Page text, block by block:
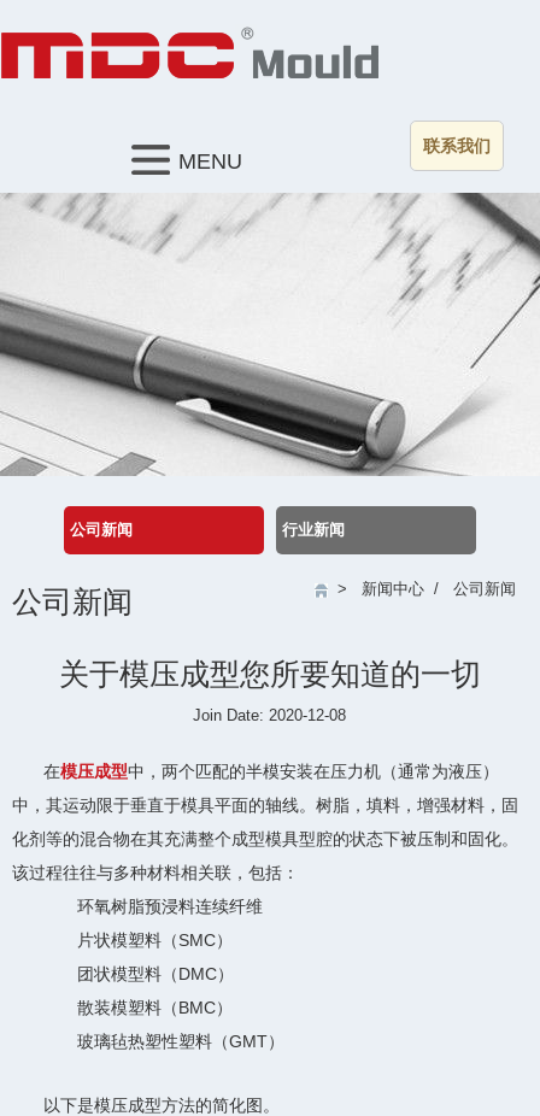
联系我们
MENU
公司新闻 行业新闻
公司新闻 > 新闻中心 / 公司新闻
关于模压成型您所要知道的一切
Join Date: 2020-12-08
在模压成型中，两个匹配的半模安装在压力机（通常为液压）
中，其运动限于垂直于模具平面的轴线。树脂，填料，增强材料，固
化剂等的混合物在其充满整个成型模具型腔的状态下被压制和固化。
该过程往往与多种材料相关联，包括：
环氧树脂预浸料连续纤维
片状模塑料（SMC）
团状模型料（DMC）
散装模塑料（BMC）
玻璃毡热塑性塑料（GMT）
以下是模压成型方法的简化图。